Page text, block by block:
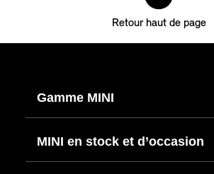
Retour haut de page
Gamme MINI
MINI en stock et d’occasion